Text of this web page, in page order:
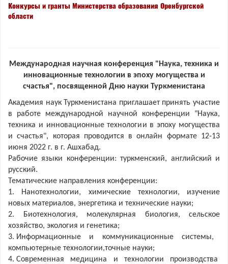
Конкурсы и гранты Министерства образования Оренбургской
области
Международная научная конференция "Наука, техника и
инновационные технологии в эпоху могущества и
счастья", посвященной Дню науки Туркменистана
Академия наук Туркменистана приглашает принять участие
в работе международной научной конференции "Наука,
техника и инновационные технологии в эпоху могущества
и счастья", которая проводится в онлайн формате 12-13
июня 2022 г. в г. Ашхабад.
Рабочие языки конференции: туркменский, английский и
русский.
Тематические направления конференции:
1. Нанотехнологии, химические технологии, изучение
новых материалов, энергетика и технические науки;
2. Биотехнология, молекулярная биология, сельское
хозяйство, экология и генетика;
3. Информационные и коммуникационные системы,
компьютерные технологии,точные науки;
4. Современная медицина и технологии производства